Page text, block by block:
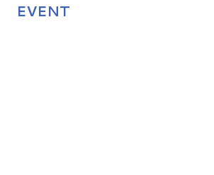
EVENT